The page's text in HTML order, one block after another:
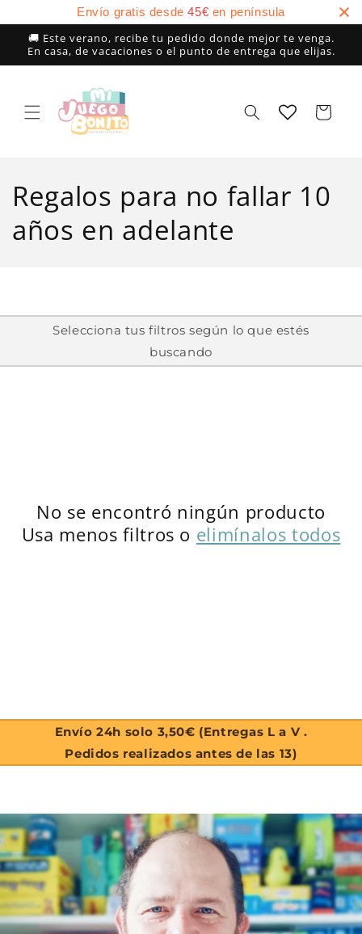
Envío gratis desde45€ en península
directamente
al contenido
🚚 Este verano, recibe tu pedido donde mejor te venga.
En casa, de vacaciones o el punto de entrega que elijas.
Carrito
C
o
c
Regalos para no fallar 10
años en adelante
Selecciona tus filtros según lo que estés
buscando
No se encontró ningún producto
Usa menos filtros o elimínalos todos
Envío 24h solo 3,50€ (Entregas L a V .
Pedidos realizados antes de las 13)